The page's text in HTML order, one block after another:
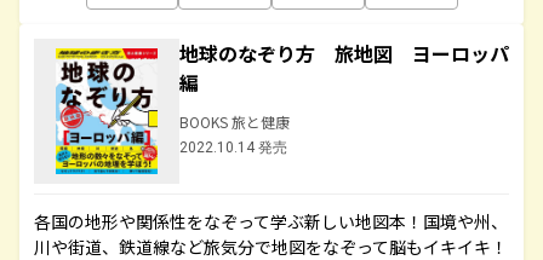
地球のなぞり方 旅地図 ヨーロッパ
編
BOOKS 旅と健康
2022.10.14 発売
各国の地形や関係性をなぞって学ぶ新しい地図本！国境や州、
川や街道、鉄道線など旅気分で地図をなぞって脳もイキイキ！